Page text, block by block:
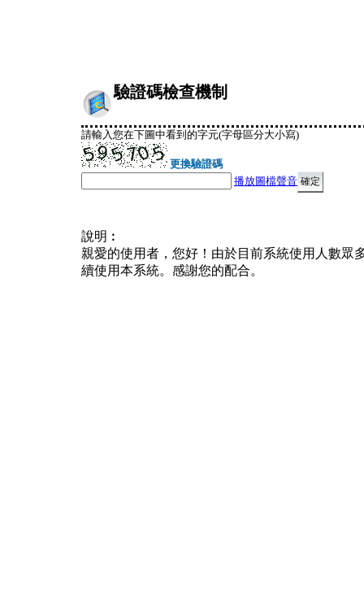
驗證碼檢查機制
請輸入您在下圖中看到的字元(字母區分大小寫)
更換驗證碼
播放圖檔聲音
說明︰
親愛的使用者，您好！由於目前系統使用人數眾
續使用本系統。感謝您的配合。